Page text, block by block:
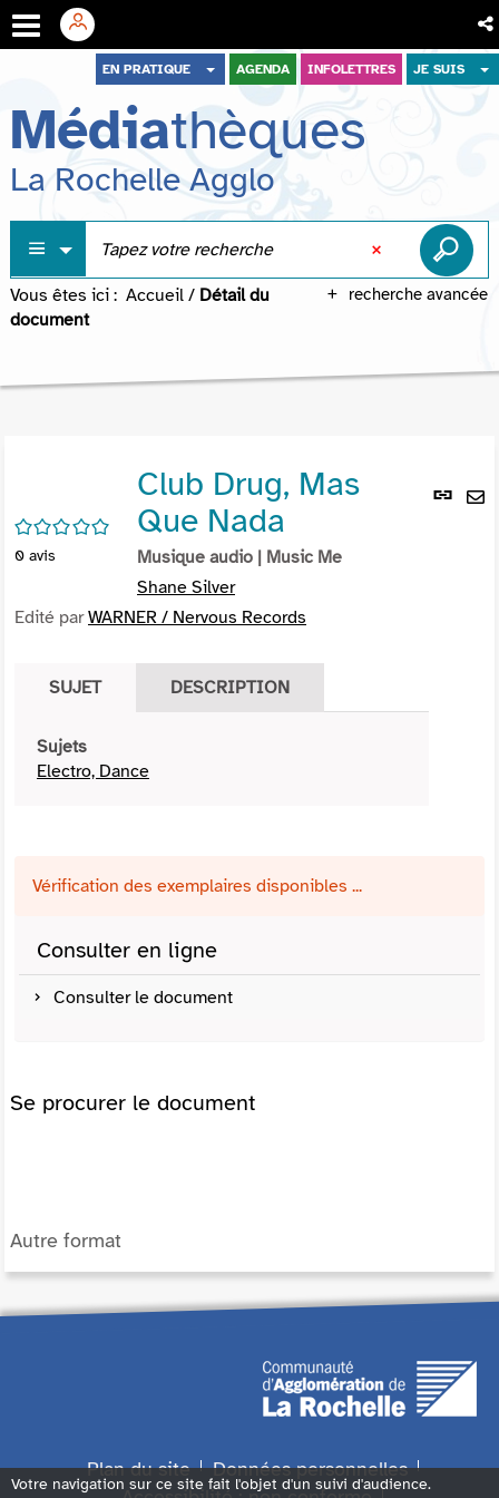
menu
contenu
recherche
EN PRATIQUE AGENDA INFOLETTRES JE SUIS
Médiathèques
La Rochelle Agglo
recherche avancée
Vous êtes ici : Accueil / Détail du
document
Lien
/5
0 avis
Club Drug, Mas
Que Nada
Musique audio | Music Me
Shane Silver
Edité parWARNER / Nervous Records
SUJET DESCRIPTION
Sujets
Electro, Dance
Vérification des exemplaires disponibles ...
Consulter en ligne
Consulter le document
Se procurer le document
Autre format
Plan du site
Données personnelles
Votre navigation sur ce site fait l'objet d'un suivi d'audience.